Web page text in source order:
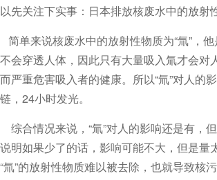
以先关注下实事：日本排放核废水中的放射性
简单来说核废水中的放射性物质为“氚”，
不会穿透人体，因此只有大量吸入氚才会对人
而严重危害吸入者的健康。所以“氚”对人的
链，24小时发光。
综合情况来说，“氚”对人的影响还是有
说明如果少了的话，影响可能不大，但
“氚”的放射性物质难以被去除，也就导致